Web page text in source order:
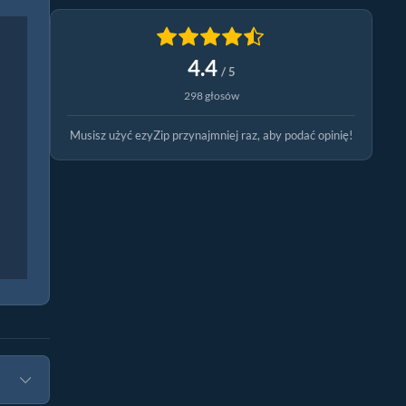
4.4 / 5
298 głosów
Musisz użyć ezyZip przynajmniej raz, aby podać opinię!